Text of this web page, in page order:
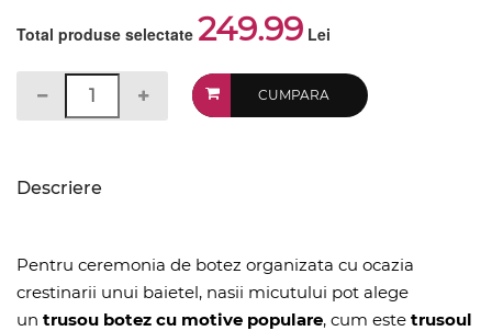
Total produse selectate 249.99 Lei
CUMPARA
Descriere
Pentru ceremonia de botez organizata cu ocazia
crestinarii unui baietel, nasii micutului pot alege
un trusou botez cu motive populare, cum este trusoul